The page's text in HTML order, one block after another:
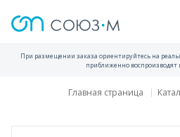
При размещении заказа ориентируйтесь на
приближенно воспроизводят
Главная страница